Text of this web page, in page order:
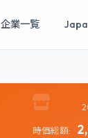
企業一覧
時価総額: